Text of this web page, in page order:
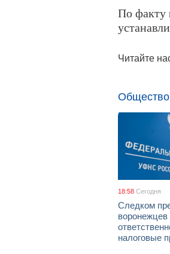
По факту
Читайте
Общество
18:58 Сегодня
Следком
воронежцев
налоговые